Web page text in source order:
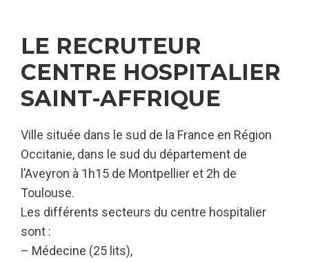
LE RECRUTEUR
CENTRE HOSPITALIER
SAINT-AFFRIQUE
Ville située dans le sud de la France en Région
Occitanie, dans le sud du département de
l’Aveyron à 1h15 de Montpellier et 2h de
Toulouse.
Les différents secteurs du centre hospitalier
sont :
– Médecine (25 lits),